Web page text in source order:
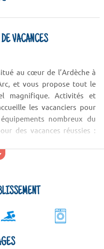
VACANCES
au cœur de l’Ardèche à
et vous propose tout le
magnifique. Activités et
les vacanciers pour
nombreux du
des vacances réussies :
ou quad, disponibles à